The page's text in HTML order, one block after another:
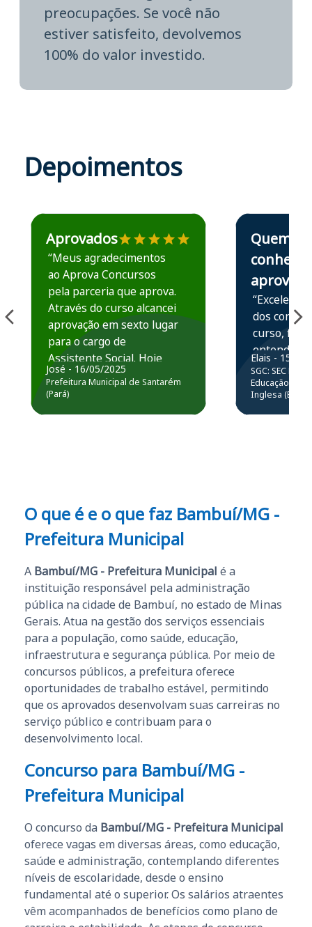
preocupações. Se você não
estiver satisfeito, devolvemos
100% do valor investido.
Depoimentos
Estudante José recomenda o Aprova Concursos em
Aprovados
“Meus agradecimentos
ao Aprova Concursos
pela parceria que aprova.
Através do curso alcancei
aprovação em sexto lugar
para o cargo de
Assistente Social. Hoje
estou atuando na
Prefeitura de Santarém.
José - 16/05/2025
Prefeitura Municipal de Santarém
(Pará)
Estudante Elais
Quem
conhece,
aprova
“Excelente
dos
curso,
entender e
prática
resolução
questões.”
Elais - 15/07/
SGC: SEC BA
Educação
Inglesa (Edital
O que é e o que faz Bambuí/MG -
Prefeitura Municipal
A Bambuí/MG - Prefeitura Municipal é a
instituição responsável pela administração
pública na cidade de Bambuí, no estado de Minas
Gerais. Atua na gestão dos serviços essenciais
para a população, como saúde, educação,
infraestrutura e segurança pública. Por meio de
concursos públicos, a prefeitura oferece
oportunidades de trabalho estável, permitindo
que os aprovados desenvolvam suas carreiras no
serviço público e contribuam para o
desenvolvimento local.
Concurso para Bambuí/MG -
Prefeitura Municipal
O concurso da Bambuí/MG - Prefeitura Municipal
oferece vagas em diversas áreas, como educação,
saúde e administração, contemplando diferentes
níveis de escolaridade, desde o ensino
fundamental até o superior. Os salários atraentes
vêm acompanhados de benefícios como plano de